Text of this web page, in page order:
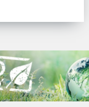
в
от